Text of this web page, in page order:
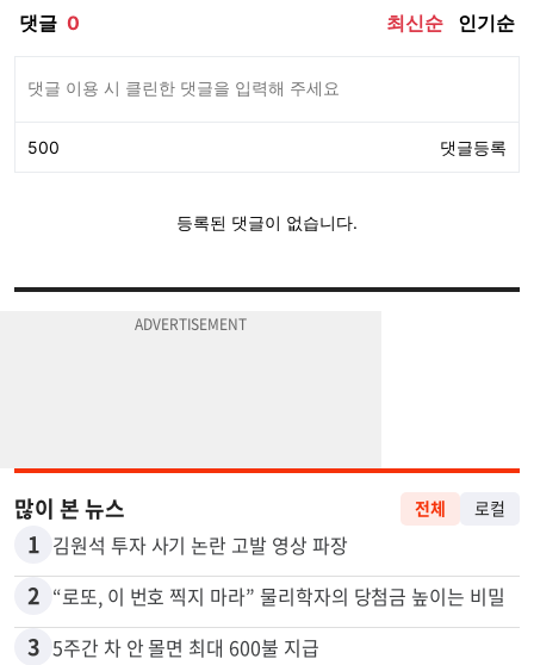
많이 본 뉴스 전체 로컬
1 김원석 투자 사기 논란 고발 영상 파장
2 “로또, 이 번호 찍지 마라” 물리학자의 당첨금 높이는 비밀
3 5주간 차 안 몰면 최대 600불 지급